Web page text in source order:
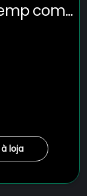
com
loja